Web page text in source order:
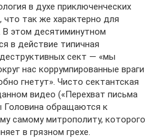
в духе приключенческих
так же характерно для
В этом десятиминутном
в действие типичная
сект — «мы
нас коррумпированные враги
гнетут». Чисто сектантская
видео («Перехват письма
Головина обращаются к
самому митрополиту, которого
в грязном грехе.